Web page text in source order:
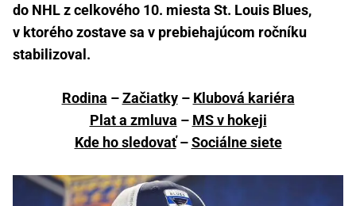
do NHL z celkového 10. miesta St. Louis Blues,
v ktorého zostave sa v prebiehajúcom ročníku
stabilizoval.
Rodina –Začiatky– Klubová kariéra
Plat a zmluva – MS v hokeji
Kde ho sledovať–Sociálne siete